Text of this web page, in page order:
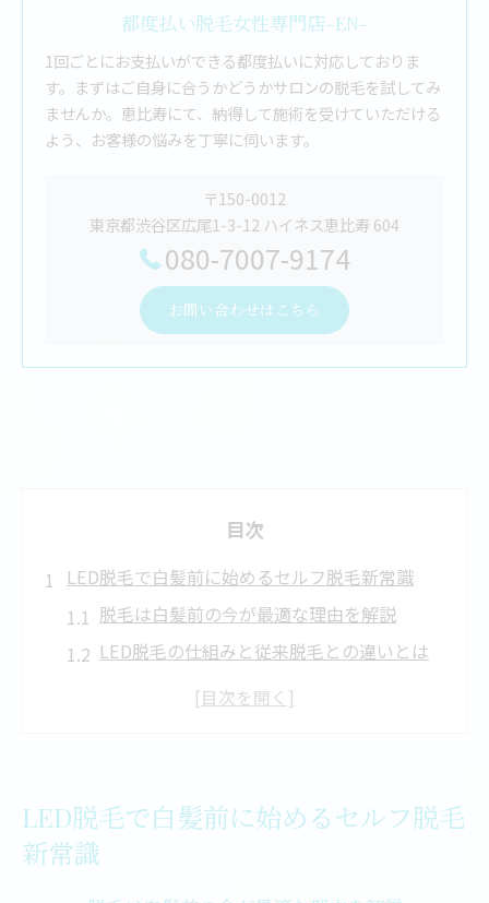
都度払い脱毛女性専門店-EN-
1回ごとにお支払いができる都度払いに対応しておりま
す。まずはご自身に合うかどうかサロンの脱毛を試してみ
ませんか。恵比寿にて、納得して施術を受けていただける
よう、お客様の悩みを丁寧に伺います。
〒150-0012
東京都渋谷区広尾1-3-12 ハイネス恵比寿 604
080-7007-9174
お問い合わせはこちら
目次
LED脱毛で白髪前に始めるセルフ脱毛新常識
脱毛は白髪前の今が最適な理由を解説
LED脱毛の仕組みと従来脱毛との違いとは
セルフ脱毛で目立つ部位も美肌を目指せる
気になる白髪予防にLED脱毛が選ばれる理由
LED脱毛で白髪前に始めるセルフ脱毛
新常識